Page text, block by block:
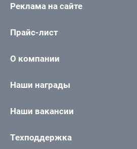
Реклама на сайте
Прайс-лист
О компании
Наши награды
Наши вакансии
Техподдержка